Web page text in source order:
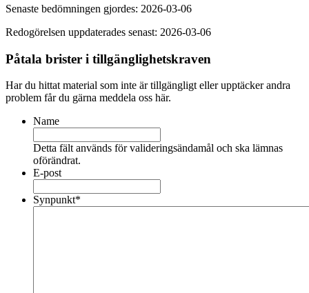
Senaste bedömningen gjordes: 2026-03-06
Redogörelsen uppdaterades senast: 2026-03-06
Påtala brister i tillgänglighetskraven
Har du hittat material som inte är tillgängligt eller upptäcker andra
problem får du gärna meddela oss här.
Name
Detta fält används för valideringsändamål och ska lämnas
oförändrat.
E-post
Synpunkt*